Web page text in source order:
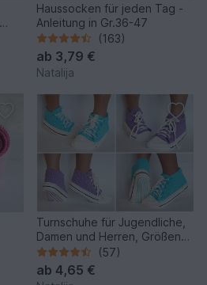
Haussocken für jeden Tag -
Anleitung in Gr.36-47
(163)
ab 3,79 €
Natalija
Turnschuhe für Jugendliche,
Damen und Herren, Größen
34-45, Häkelanleitung
(57)
ab 4,65 €